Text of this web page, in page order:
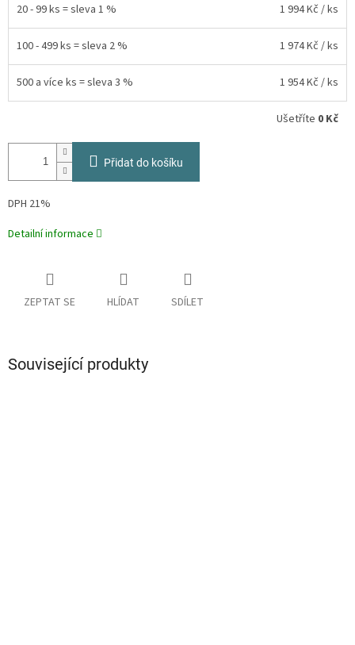
20 - 99 ks = sleva 1 % 1 994 Kč / ks
100 - 499 ks = sleva 2 % 1 974 Kč / ks
500 a více ks = sleva 3 % 1 954 Kč / ks
Ušetříte 0 Kč
Přidat do košíku
DPH 21%
Detailní informace
ZEPTAT SE HLÍDAT SDÍLET
Související produkty